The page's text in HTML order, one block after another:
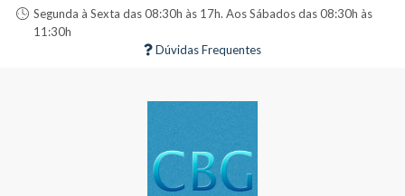
Segunda à Sexta das 08:30h às 17h. Aos Sábados das 08:30h às
11:30h
Dúvidas Frequentes